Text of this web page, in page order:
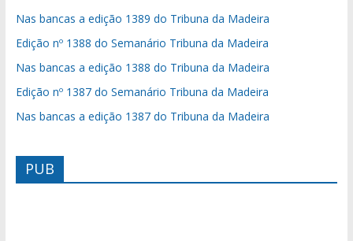
Nas bancas a edição 1389 do Tribuna da Madeira
Edição nº 1388 do Semanário Tribuna da Madeira
Nas bancas a edição 1388 do Tribuna da Madeira
Edição nº 1387 do Semanário Tribuna da Madeira
Nas bancas a edição 1387 do Tribuna da Madeira
PUB